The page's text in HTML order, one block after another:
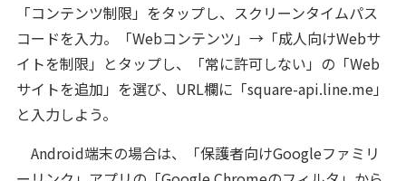
「コンテンツ制限」をタップし、スクリーンタイムパス
コードを入力。「Webコンテンツ」→「成人向けWebサ
イトを制限」とタップし、「常に許可しない」の「Web
サイトを追加」を選び、URL欄に「square-api.line.me」
と入力しよう。
Android端末の場合は、「保護者向けGoogleファミリ